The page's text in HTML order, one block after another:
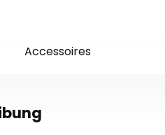
Accessoires